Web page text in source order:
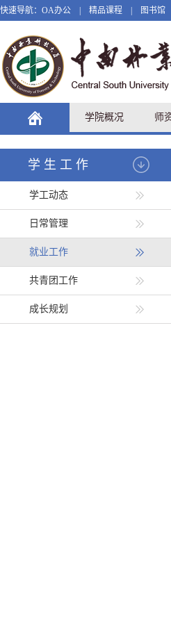
快速导航： OA办公 精品课程 图书馆
学院概况 师
学生工作
学工动态
日常管理
就业工作
共青团工作
成长规划